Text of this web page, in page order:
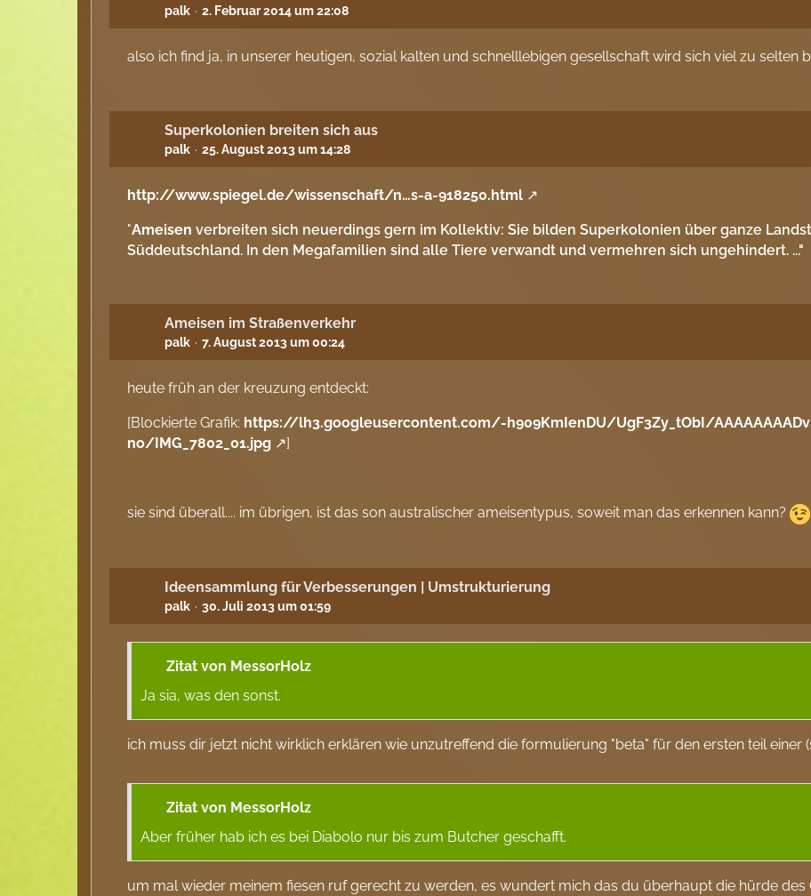
palk 2. Februar 2014 um 22:08
also ich find ja, in unserer heutigen, sozial kalten und schnelllebigen gesellschaft wird sich viel zu selten
Superkolonien breiten sich aus
palk 25. August 2013 um 14:28
http://www.spiegel.de/wissenschaft/n…s-a-918250.html
"Ameisen verbreiten sich neuerdings gern im Kollektiv: Sie bilden Superkolonien über ganze
Süddeutschland. In den Megafamilien sind alle Tiere verwandt und vermehren sich ungehindert. ..."
Ameisen im Straßenverkehr
palk 7. August 2013 um 00:24
heute früh an der kreuzung entdeckt:
[Blockierte Grafik: https://lh3.googleusercontent.com/-h909KmIenDU/UgF3Zy_tObI/
no/IMG_7802_01.jpg
]
sie sind überall.... im übrigen, ist das son australischer ameisentypus, soweit man das erkennen kann?
Ideensammlung für Verbesserungen | Umstrukturierung
palk 30. Juli 2013 um 01:59
Zitat von MessorHolz
Ja sia, was den sonst.
ich muss dir jetzt nicht wirklich erklären wie unzutreffend die formulierung "beta" für den ersten teil einer
Zitat von MessorHolz
Aber früher hab ich es bei Diabolo nur bis zum Butcher geschafft.
um mal wieder meinem fiesen ruf gerecht zu werden, es wundert mich das du überhaupt die hürde des